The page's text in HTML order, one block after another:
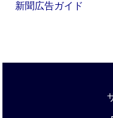
新聞広告ガイド